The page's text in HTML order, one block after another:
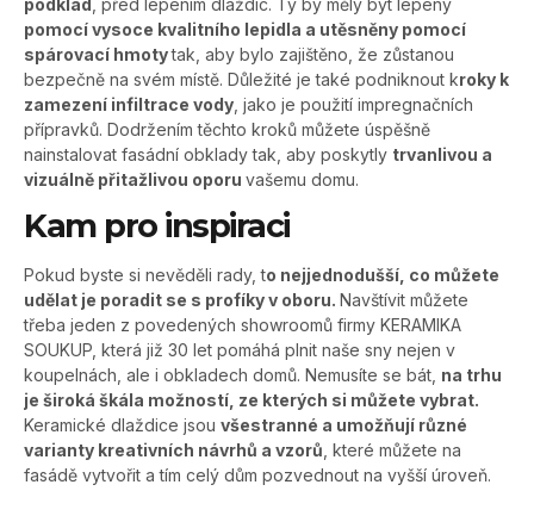
podklad , před lepením dlaždic. Ty by měly být lepeny
pomocí vysoce kvalitního lepidla a utěsněny pomocí
spárovací hmotytak, aby bylo zajištěno, že zůstanou
bezpečně na svém místě. Důležité je také podniknout kroky k
zamezení infiltrace vody , jako je použití impregnačních
přípravků. Dodržením těchto kroků můžete úspěšně
nainstalovat fasádní obklady tak, aby poskytly trvanlivou a
vizuálně přitažlivou oporu vašemu domu.
Kam pro inspiraci
Pokud byste si nevěděli rady, to nejjednodušší, co můžete
udělat je poradit se s profíky v oboru. Navštívit můžete
třeba jeden z povedených showroomů firmy KERAMIKA
SOUKUP, která již 30 let pomáhá plnit naše sny nejen v
koupelnách, ale i obkladech domů. Nemusíte se bát, na trhu
je široká škála možností, ze kterých si můžete vybrat.
Keramické dlaždice jsou všestranné a umožňují různé
varianty kreativních návrhů a vzorů , které můžete na
fasádě vytvořit a tím celý dům pozvednout na vyšší úroveň.